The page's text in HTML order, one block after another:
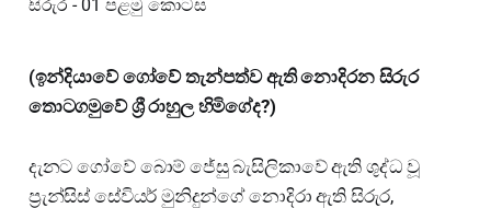
(ඉන්දියාවේ ගෝවේ තැන්පත්ව ඇති නොදිරන සිරුර
තොටගමුවේ ශ්‍රී රාහුල හිමිගේද?)
දැනට ගෝවේ බොම් ජේසු බැසිලිකාවේ ඇති ශුද්ධ වූ
ප්‍රැන්සිස් සේවියර් මුනිදුන්ගේ නොදිරා ඇති සිරුර,